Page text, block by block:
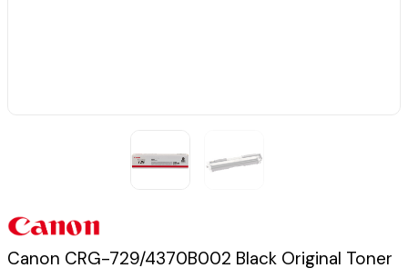
Canon CRG-729/4370B002 Black Original Toner